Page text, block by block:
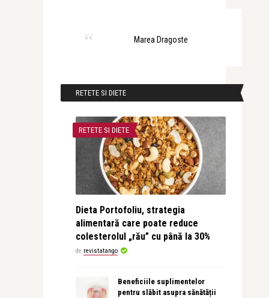
Marea Dragoste
RETETE SI DIETE
RETETE SI DIETE
Dieta Portofoliu, strategia
alimentară care poate reduce
colesterolul „rău” cu până la 30%
de revistatango
Beneficiile suplimentelor
pentru slăbit asupra sănătății